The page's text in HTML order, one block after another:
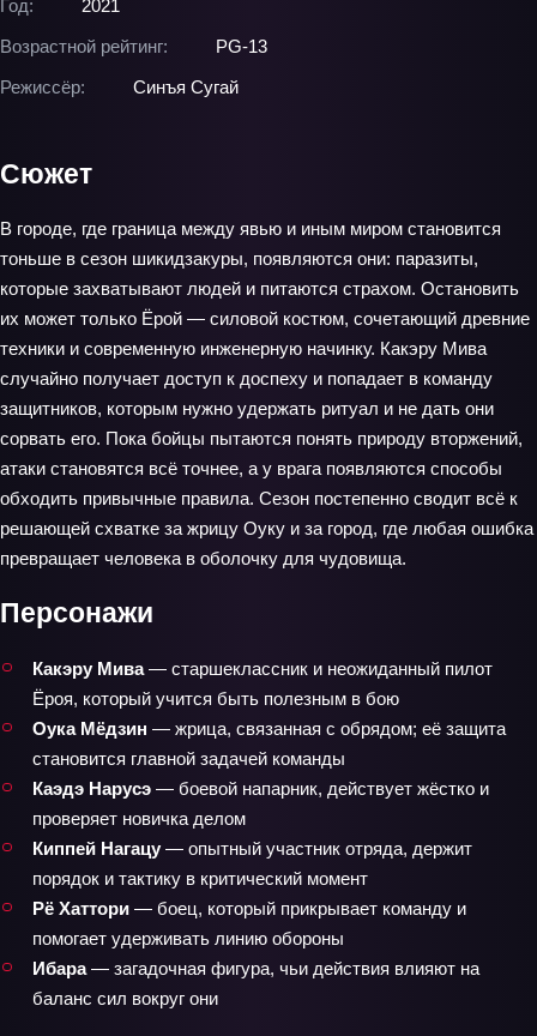
Год:
2021
Возрастной рейтинг:
PG-13
Режиссёр:
Синъя Сугай
Сюжет
В городе, где граница между явью и иным миром становится
тоньше в сезон шикидзакуры, появляются они: паразиты,
которые захватывают людей и питаются страхом. Остановить
их может только Ёрой — силовой костюм, сочетающий древние
техники и современную инженерную начинку. Какэру Мива
случайно получает доступ к доспеху и попадает в команду
защитников, которым нужно удержать ритуал и не дать они
сорвать его. Пока бойцы пытаются понять природу вторжений,
атаки становятся всё точнее, а у врага появляются способы
обходить привычные правила. Сезон постепенно сводит всё к
решающей схватке за жрицу Оуку и за город, где любая ошибка
превращает человека в оболочку для чудовища.
Персонажи
Какэру Мива— старшеклассник и неожиданный пилот
Ёроя, который учится быть полезным в бою
Оука Мёдзин — жрица, связанная с обрядом; её защита
становится главной задачей команды
Каэдэ Нарусэ — боевой напарник, действует жёстко и
проверяет новичка делом
Киппей Нагацу — опытный участник отряда, держит
порядок и тактику в критический момент
Рё Хаттори — боец, который прикрывает команду и
помогает удерживать линию обороны
Ибара— загадочная фигура, чьи действия влияют на
баланс сил вокруг они